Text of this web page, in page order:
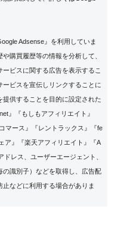
Adsense』を利用していま
購買履歴等の情報を分析して、
ビスに関する広告を表示するこ
ビスを宣伝しリンクすることに
供することを目的に設定された
』『もしもアフィリエイト』
マース』『レントラックス』『fe
ア』『楽天アフィリエイト』『A
レス、ユーザーエージェント、
識別子）などを取得し、広告配
などに利用する場合がありま